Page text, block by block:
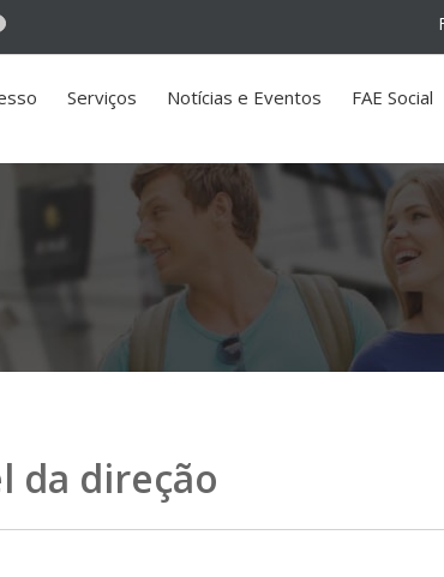
Serviços Notícias e Eventos FAE Social
da direção